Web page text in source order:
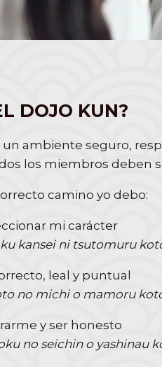
DOJO KUN?
ambiente seguro,
los miembros deben
camino yo debo:
mi carácter
kansei ni tsutomuru
leal y puntual
no michi o mamoru
y ser honesto
no seichin o yashinau